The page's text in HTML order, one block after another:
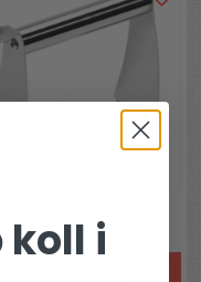
koll i